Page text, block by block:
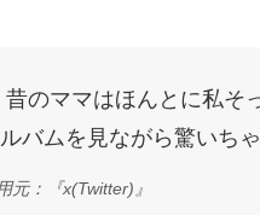
昔のママはほんとに私そ
バムを見ながら驚いちゃ
元：『x(Twitter)』